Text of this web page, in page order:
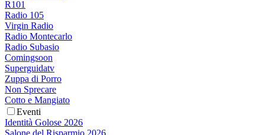
R101
Radio 105
Virgin Radio
Radio Montecarlo
Radio Subasio
Comingsoon
Superguidatv
Zuppa di Porro
Non Sprecare
Cotto e Mangiato
Eventi
Identità Golose 2026